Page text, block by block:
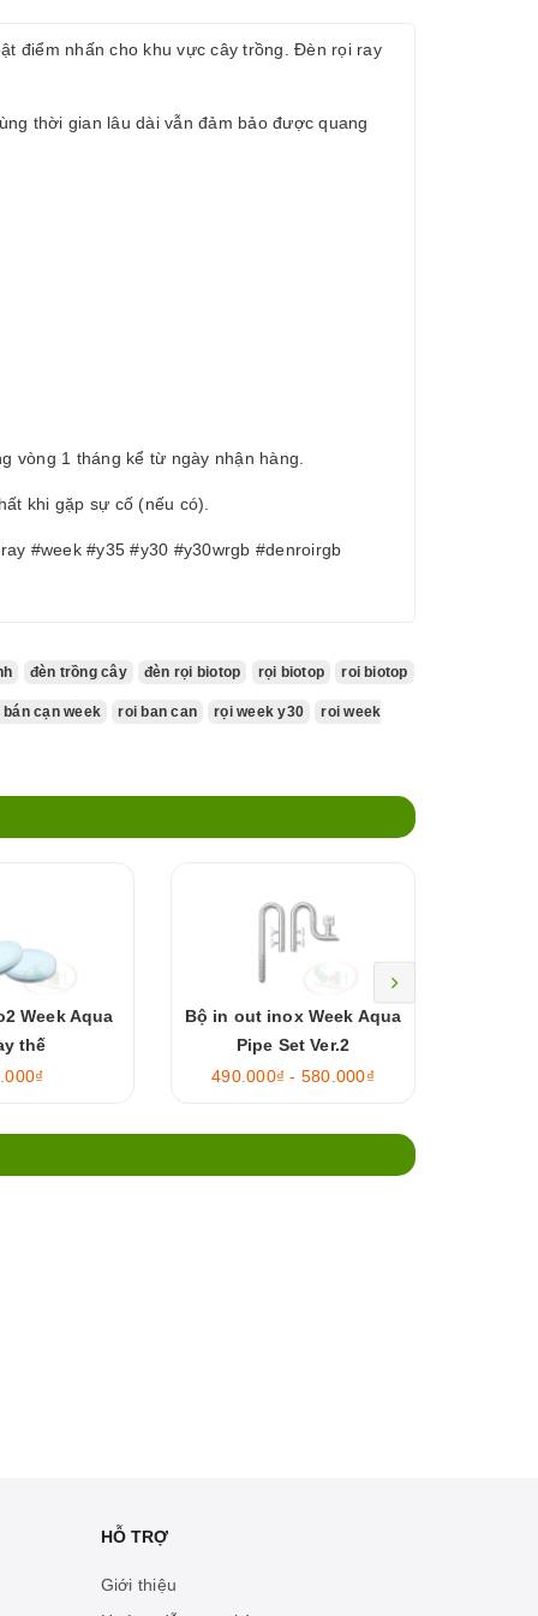
điểm nhấn cho khu vực cây trồng. Đèn rọi ray
thời gian lâu dài vẫn đảm bảo được quang
vòng 1 tháng kể từ ngày nhận hàng.
khi gặp sự cố (nếu có).
#week #y35 #y30 #y30wrgb #denroirgb
đèn trồng cây đèn rọi biotop rọi biotop roi biotop
bán cạn week roi ban can rọi week y30 roi week
Week Aqua
thế
Bộ in out inox Week Aqua
Pipe Set Ver.2
490.000₫ - 580.000₫
HỖ TRỢ
Giới thiệu